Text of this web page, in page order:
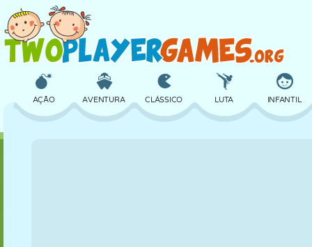
AÇÃO AVENTURA CLÁSSICO LUTA INFANTIL